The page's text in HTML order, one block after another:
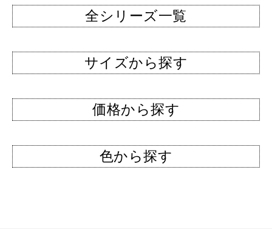
全シリーズ一覧
サイズから探す
価格から探す
色から探す